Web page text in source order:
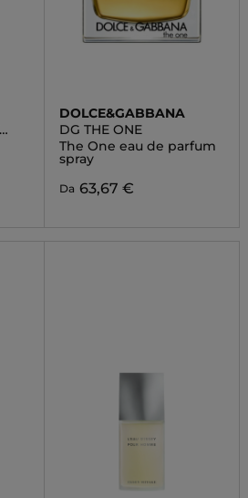
DOLCE&GABBANA
DG THE ONE
The One eau de parfum
spray
Da 63,67 €